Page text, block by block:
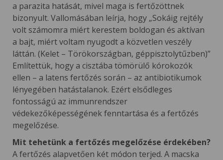
a parazita hatását, mivel maga is fertőzöttnek
bizonyult. Vallomásában leírja, hogy „Sokáig rejtély
volt számomra miért kerestem boldogan és aktívan
a bajt, miért voltam nyugodt a közvetlen veszély
láttán. (Kelet – Törökországban, géppisztolytűzben)”
Említettük, hogy a cisztába tömörülő kórokozók
ellen – a latens fertőzés során – az antibiotikumok
lényegében hatástalanok. Ezért elsődleges
fontosságú az immunrendszer
védekezőképességének fenntartása és a fertőzés
megelőzése.
Mit tehetünk a fertőzés megelőzése érdekében?
A fertőzés alapvetően két módon terjed. A macska